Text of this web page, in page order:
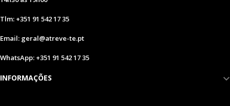
Tlm: +351 91 542 17 35
Email: geral@atreve-te.pt
WhatsApp: +351 91 542 17 35
INFORMAÇÕES